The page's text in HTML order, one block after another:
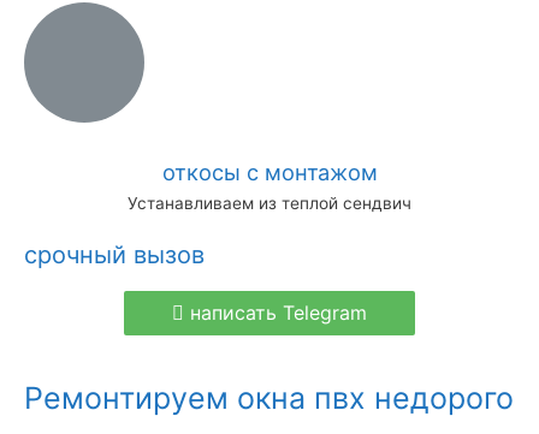
откосы с монтажом
Устанавливаем из теплой сендвич
срочный вызов
написать Telegram
Ремонтируем окна пвх недорого